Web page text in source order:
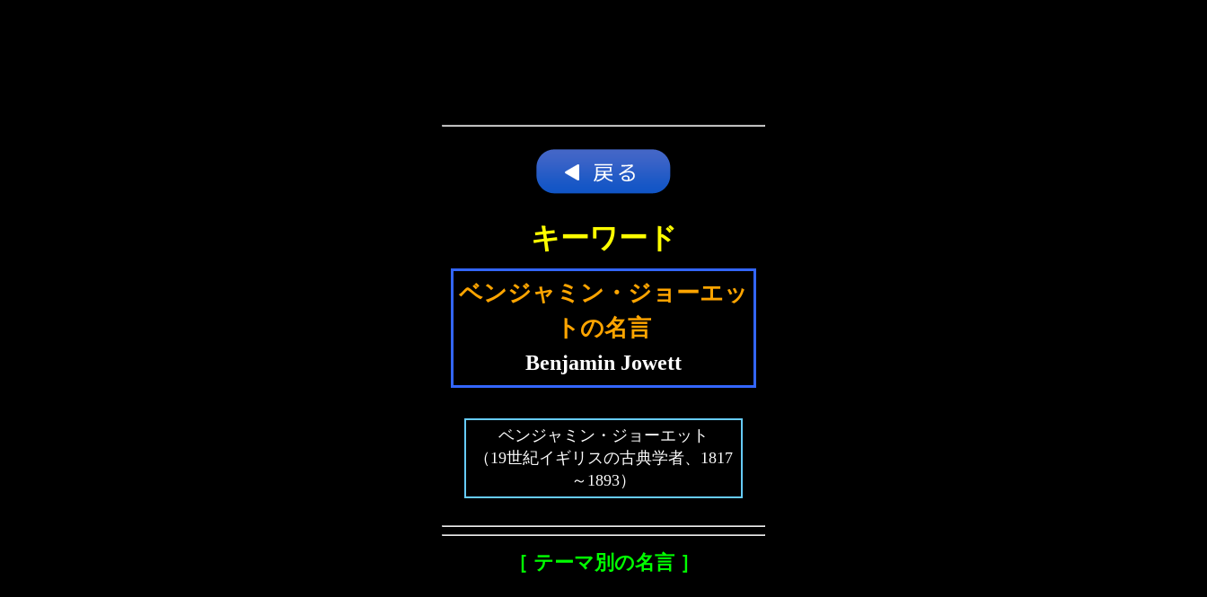
キーワード
ベンジャミン・ジョーエッ
トの名言
Benjamin Jowett
ベンジャミン・ジョーエット
（19世紀イギリスの古典学者、1817
～1893）
［ テーマ別の名言 ］